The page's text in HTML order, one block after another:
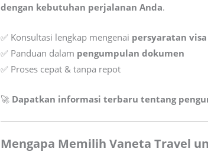
dengan kebutuhan perjalanan Anda.
✅ Konsultasi lengkap mengenai persyaratan visa
✅ Panduan dalam pengumpulan dokumen
✅ Proses cepat & tanpa repot
🚀 Dapatkan informasi terbaru tentang
Mengapa Memilih Vaneta Travel